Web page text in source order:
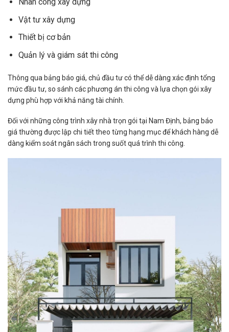
Vật tư xây dựng
Thiết bị cơ bản
Quản lý và giám sát thi công
Thông qua bảng báo giá, chủ đầu tư có thể dễ dàng xác định tổng
mức đầu tư, so sánh các phương án thi công và lựa chọn gói xây
dựng phù hợp với khả năng tài chính.
Đối với những công trình xây nhà trọn gói tại Nam Định, bảng báo
giá thường được lập chi tiết theo từng hạng mục để khách hàng dễ
dàng kiểm soát ngân sách trong suốt quá trình thi công.